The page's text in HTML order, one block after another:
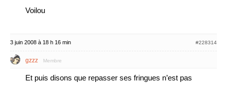
Voilou
3 juin 2008 à 18 h 16 min #228314
gzzz Membre
Et puis disons que repasser ses fringues n’est pas